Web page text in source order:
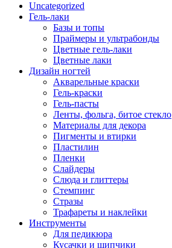
Uncategorized
Гель-лаки
Базы и топы
Праймеры и ультрабонды
Цветные гель-лаки
Цветные лаки
Дизайн ногтей
Акварельные краски
Гель-краски
Гель-пасты
Ленты, фольга, битое стекло
Материалы для декора
Пигменты и втирки
Пластилин
Пленки
Слайдеры
Слюда и глиттеры
Стемпинг
Стразы
Трафареты и наклейки
Инструменты
Для педикюра
Кусачки и щипчики